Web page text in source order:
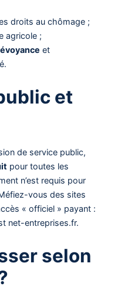
droits au chômage ;
agricole ;
et
et
de service public,
pour toutes les
n’est requis pour
vous des sites
« officiel » payant :
net-entreprises.fr.
selon